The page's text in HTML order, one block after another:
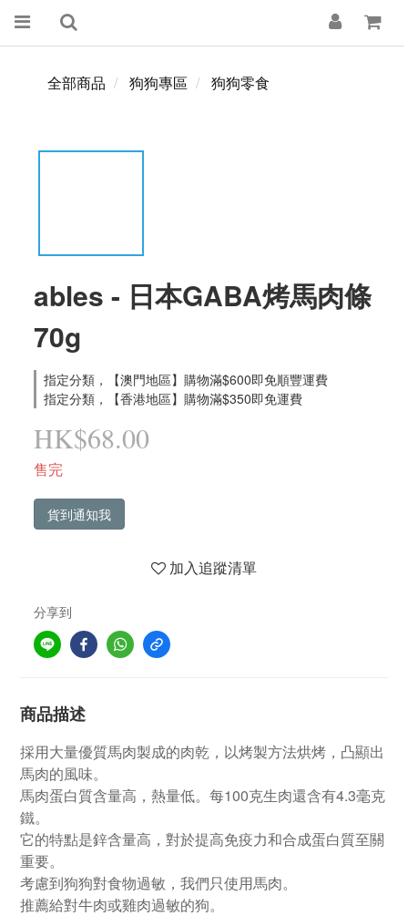
全部商品 狗狗專區 狗狗零食
ables - 日本GABA烤馬肉條
70g
指定分類，【澳門地區】購物滿$600即免順豐運費
指定分類，【香港地區】購物滿$350即免運費
HK$68.00
售完
貨到通知我
加入追蹤清單
分享到
商品描述
採用大量優質馬肉製成的肉乾，以烤製方法烘烤，凸顯出
馬肉的風味。
馬肉蛋白質含量高，熱量低。每100克生肉還含有4.3毫克
鐵。
它的特點是鋅含量高，對於提高免疫力和合成蛋白質至關
重要。
考慮到狗狗對食物過敏，我們只使用馬肉。
推薦給對牛肉或雞肉過敏的狗。